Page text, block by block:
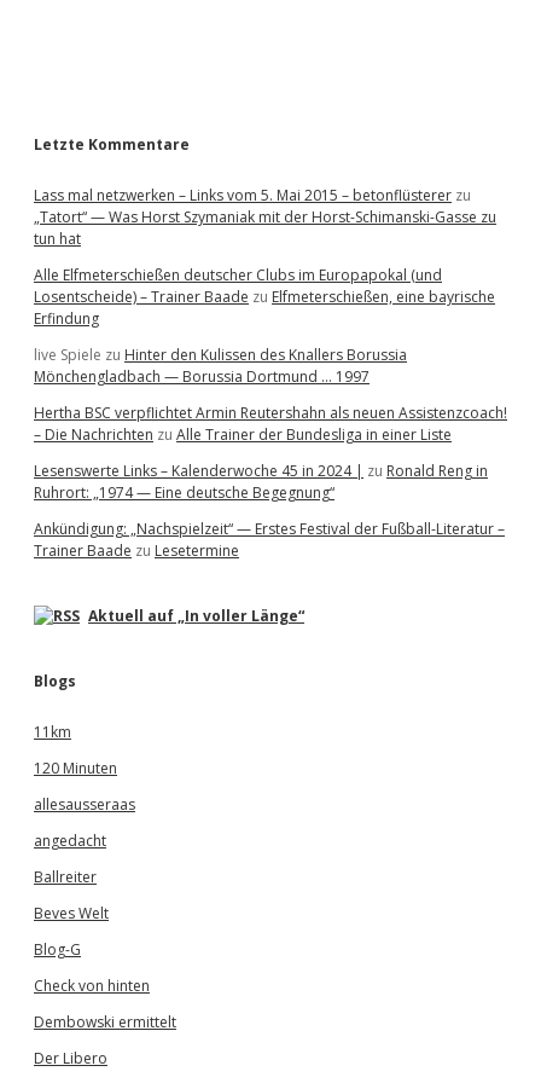
Letzte Kommentare
Lass mal netzwerken – Links vom 5. Mai 2015 – betonflüsterer zu
„Tatort“ — Was Horst Szymaniak mit der Horst-Schimanski-Gasse zu
tun hat
Alle Elfmeterschießen deutscher Clubs im Europapokal (und
Losentscheide) – Trainer Baade zu Elfmeterschießen, eine bayrische
Erfindung
live Spiele zu Hinter den Kulissen des Knallers Borussia
Mönchengladbach — Borussia Dortmund … 1997
Hertha BSC verpflichtet Armin Reutershahn als neuen Assistenzcoach!
– Die Nachrichten zu Alle Trainer der Bundesliga in einer Liste
Lesenswerte Links – Kalenderwoche 45 in 2024 | zu Ronald Reng in
Ruhrort: „1974 — Eine deutsche Begegnung“
Ankündigung: „Nachspielzeit“ — Erstes Festival der Fußball-Literatur –
Trainer Baade zu Lesetermine
Aktuell auf „In voller Länge“
Blogs
11km
120 Minuten
allesausseraas
angedacht
Ballreiter
Beves Welt
Blog-G
Check von hinten
Dembowski ermittelt
Der Libero